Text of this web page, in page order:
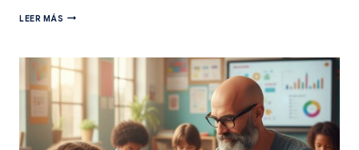
LEER MÁS OBJETIVOS
ESTRATEGIAS
PARA
SABER